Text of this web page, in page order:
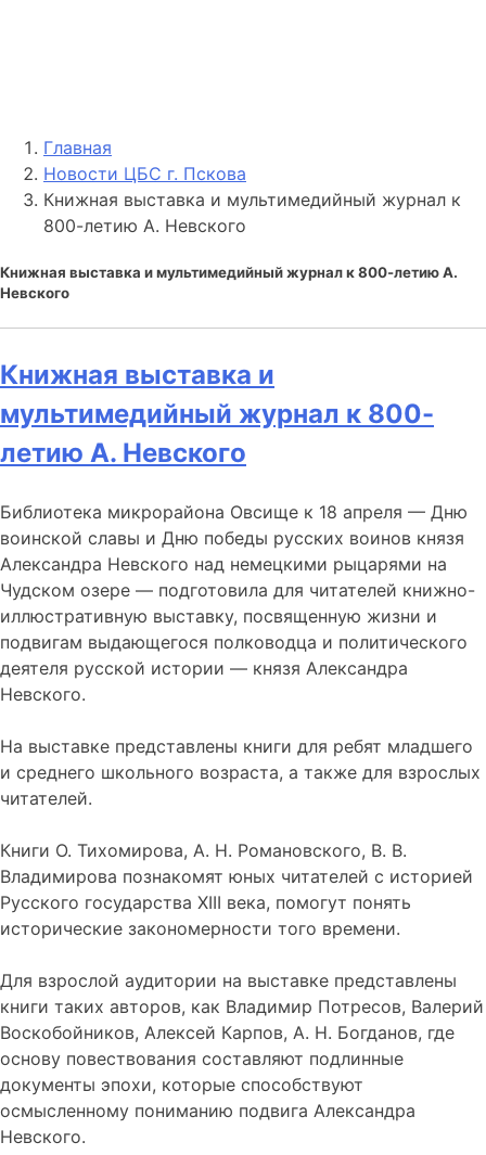
Главная
Новости ЦБС г. Пскова
Книжная выставка и мультимедийный журнал к
800-летию А. Невского
Книжная выставка и мультимедийный журнал к 800-летию А.
Невского
Книжная выставка и
мультимедийный журнал к 800-
летию А. Невского
Библиотека микрорайона Овсище к 18 апреля — Дню
воинской славы и Дню победы русских воинов князя
Александра Невского над немецкими рыцарями на
Чудском озере — подготовила для читателей книжно-
иллюстративную выставку, посвященную жизни и
подвигам выдающегося полководца и политического
деятеля русской истории — князя Александра
Невского.
На выставке представлены книги для ребят младшего
и среднего школьного возраста, а также для взрослых
читателей.
Книги О. Тихомирова, А. Н. Романовского, В. В.
Владимирова познакомят юных читателей с историей
Русского государства XIII века, помогут понять
исторические закономерности того времени.
Для взрослой аудитории на выставке представлены
книги таких авторов, как Владимир Потресов, Валерий
Воскобойников, Алексей Карпов, А. Н. Богданов, где
основу повествования составляют подлинные
документы эпохи, которые способствуют
осмысленному пониманию подвига Александра
Невского.